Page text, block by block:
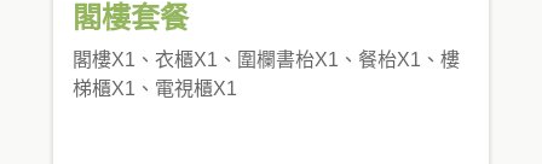
閣樓套餐
閣樓X1、衣櫃X1、圍欄書枱X1、餐枱X1、樓
梯櫃X1、電視櫃X1